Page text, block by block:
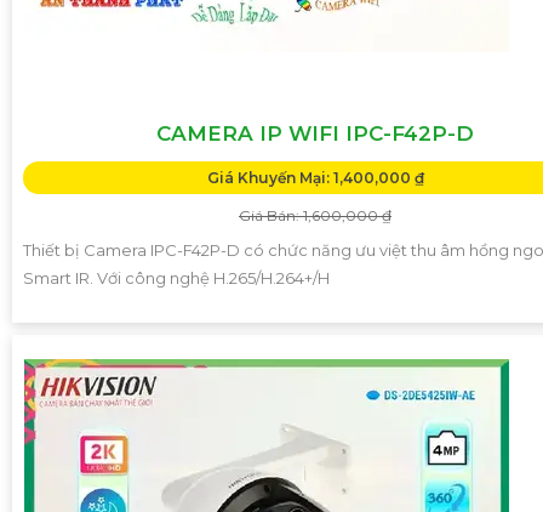
CAMERA IP WIFI IPC-F42P-D
Giá Khuyến Mại: 1,400,000 ₫
Giá Bán: 1,600,000 ₫
Thiết bị Camera IPC-F42P-D có chức năng ưu việt thu âm hồng
Smart IR. Với công nghệ H.265/H.264+/H